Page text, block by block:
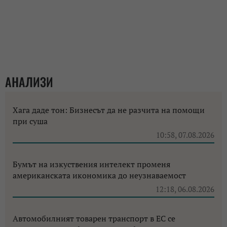
АНАЛИЗИ
Хага даде тон: Бизнесът да не разчита на помощи
при суша
10:58, 07.08.2026
Бумът на изкуствения интелект променя
американската икономика до неузнаваемост
12:18, 06.08.2026
Автомобилният товарен транспорт в ЕС се